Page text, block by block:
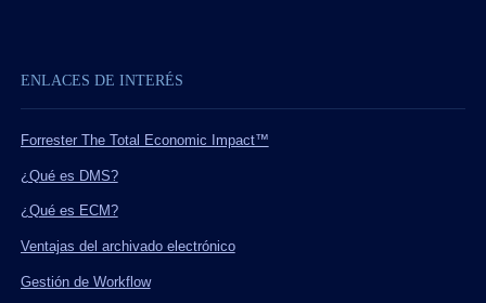
ENLACES DE INTERÉS
Forrester The Total Economic Impact™
¿Qué es DMS?
¿Qué es ECM?
Ventajas del archivado electrónico
Gestión de Workflow